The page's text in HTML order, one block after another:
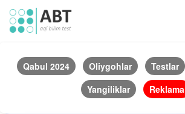
Qabul 2024 Oliygohlar Testlar
Yangiliklar
Reklama